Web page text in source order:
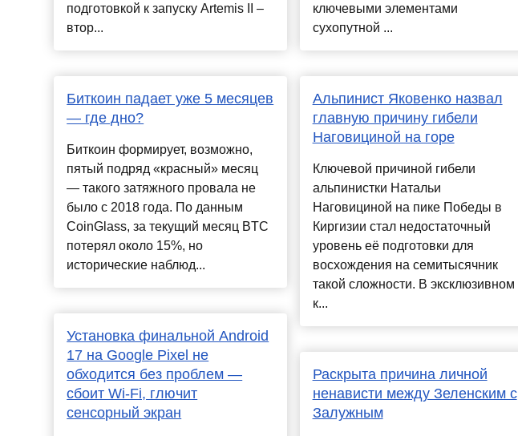
подготовкой к запуску Artemis II –
втор...
Биткоин падает уже 5 месяцев
— где дно?
Биткоин формирует, возможно,
пятый подряд «красный» месяц
— такого затяжного провала не
было с 2018 года. По данным
CoinGlass, за текущий месяц BTC
потерял около 15%, но
исторические наблюд...
Установка финальной Android
17 на Google Pixel не
обходится без проблем —
сбоит Wi-Fi, глючит
сенсорный экран
ключевыми элементами
сухопутной ...
Альпинист Яковенко назвал
главную причину гибели
Наговициной на горе
Ключевой причиной гибели
альпинистки Натальи
Наговициной на пике Победы в
Киргизии стал недостаточный
уровень её подготовки для
восхождения на семитысячник
такой сложности. В эксклюзивном
к...
Раскрыта причина личной
ненависти между Зеленским с
Залужным